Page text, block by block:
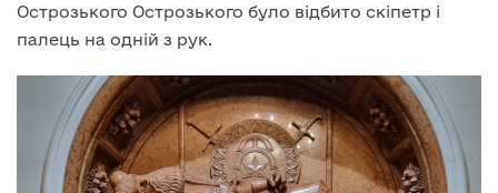
Острозького Острозького було відбито скіпетр і
палець на одній з рук.